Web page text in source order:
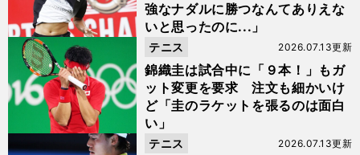
強なナダルに勝つなんてありえな
いと思ったのに...」
錦織圭は試合中に「９本！」もガ
ット変更を要求 注文も細かいけ
ど「圭のラケットを張るのは面白
い」
2026.07.13更新
テニス
2026.07.13更新
テニス